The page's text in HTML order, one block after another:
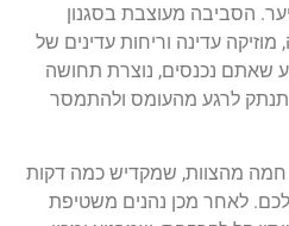
הסביבה מעוצבת בסגנון
עדינה וריחות עדינים של
שאתם נכנסים, נוצרת תחושה
לרגע מהעומס ולהתמסר
חמה מהצוות, שמקדיש כמה דקות
לאחר מכן נהנים משטיפת